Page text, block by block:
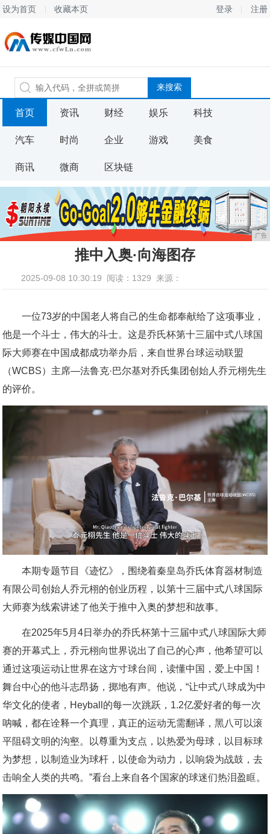
设为首页 收藏本页 登录 注册
首页 资讯 财经 娱乐 科技
汽车 时尚 企业 游戏 美食
商讯 微商 区块链
广告
推中入奥·向海图存
2025-09-08 10:30:19 阅读：1329 来源：
一位73岁的中国老人将自己的生命都奉献给了这项事业，
他是一个斗士，伟大的斗士。这是乔氏杯第十三届中式八球国
际大师赛在中国成都成功举办后，来自世界台球运动联盟
（WCBS）主席—法鲁克·巴尔基对乔氏集团创始人乔元栩先生
的评价。
本期专题节目《迹忆》，围绕着秦皇岛乔氏体育器材制造
有限公司创始人乔元栩的创业历程，以第十三届中式八球国际
大师赛为线索讲述了他关于推中入奥的梦想和故事。
在2025年5月4日举办的乔氏杯第十三届中式八球国际大师
赛的开幕式上，乔元栩向世界说出了自己的心声，他希望可以
通过这项运动让世界在这方寸球台间，读懂中国，爱上中国！
舞台中心的他斗志昂扬，掷地有声。他说，“让中式八球成为中
华文化的使者，Heyball的每一次跳跃，1.2亿爱好者的每一次
呐喊，都在诠释一个真理，真正的运动无需翻译，黑八可以滚
平阻碍文明的沟壑。以尊重为支点，以热爱为母球，以目标球
为梦想，以制造业为球杆，以使命为动力，以响袋为战鼓，去
击响全人类的共鸣。”看台上来自各个国家的球迷们热泪盈眶。